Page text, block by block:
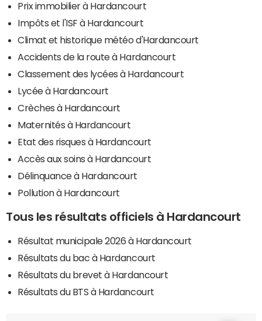
Prix immobilier à Hardancourt
Impôts et l'ISF à Hardancourt
Climat et historique météo d'Hardancourt
Accidents de la route à Hardancourt
Classement des lycées à Hardancourt
Lycée à Hardancourt
Crèches à Hardancourt
Maternités à Hardancourt
Etat des risques à Hardancourt
Accès aux soins à Hardancourt
Délinquance à Hardancourt
Pollution à Hardancourt
Tous les résultats officiels à Hardancourt
Résultat municipale 2026 à Hardancourt
Résultats du bac à Hardancourt
Résultats du brevet à Hardancourt
Résultats du BTS à Hardancourt